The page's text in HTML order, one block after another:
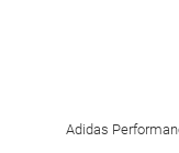
Adidas